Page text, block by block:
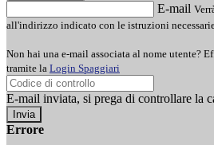
E-mail
all'indirizzo indicato con le istruzioni
Non hai una e-mail associata al nome utente?
tramite la Login Spaggiari
E-mail inviata, si prega di controllare la
Errore